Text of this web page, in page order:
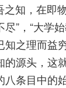
之知，在即
”，“大学
之理而益
源头，这
条目中的